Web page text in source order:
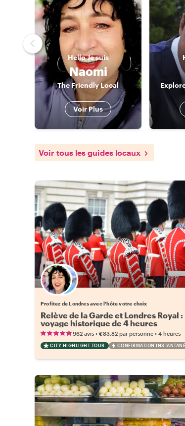
HelloJe suis
Naomi
The Friendly Local
Voir Plus
Voir tous les guides locaux
Choisissez votre local favori
Profitez de Londres avec l'hôte votre choix
Relève de la Garde et Londres Royal :
voyage historique de 4 heures
962 avis • €83.82 par personne • 4 heures
CITY HIGHLIGHT TOUR CONFIRMATION